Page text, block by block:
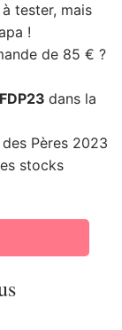
tester, mais
!
de 85 € ?
dans la
Pères 2023
stocks